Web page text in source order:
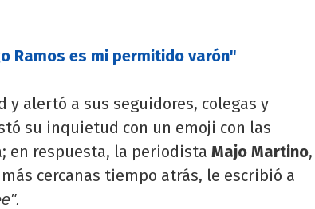
Ramos es mi permitido varón"
alertó a sus seguidores, colegas y
su inquietud con un emoji con las
en respuesta, la periodista Majo Martino,
cercanas tiempo atrás, le escribió a